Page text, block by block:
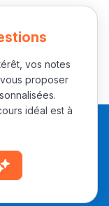
Vidéos
vos notes
proposer
idéal est à